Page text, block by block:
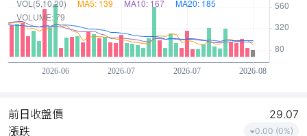
前日收盤價
29.07
漲跌
0.00 (0%)